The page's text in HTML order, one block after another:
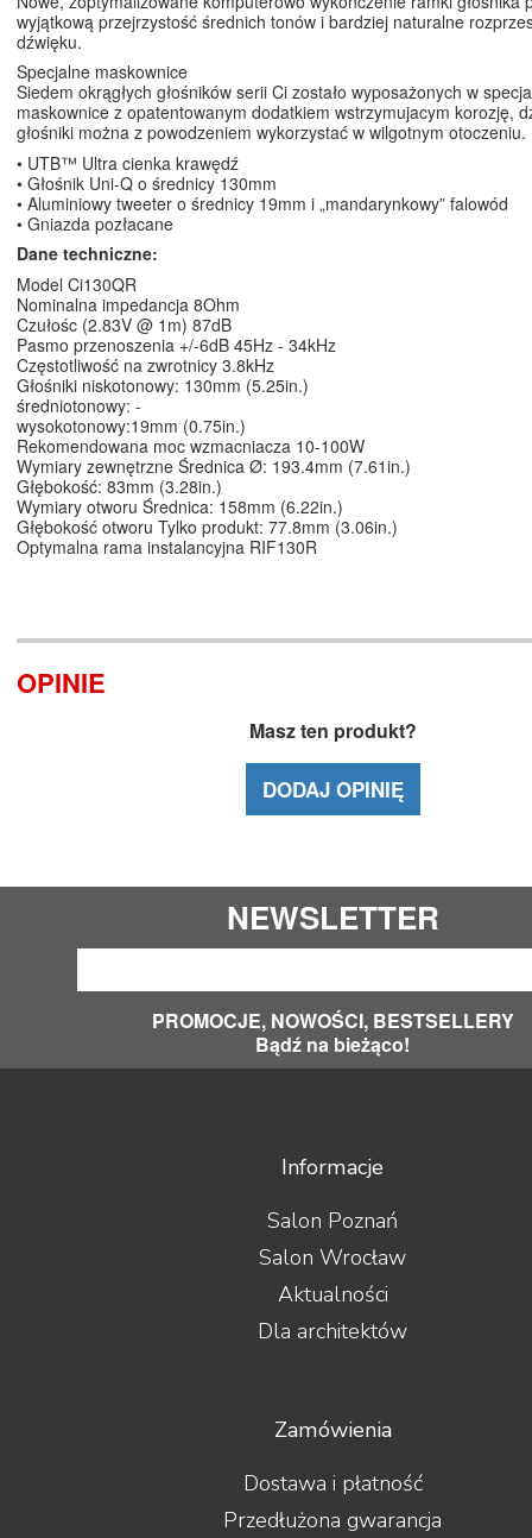
wyjątkową przejrzystość średnich tonów i bardziej naturalne
dźwięku.
Specjalne maskownice
Siedem okrągłych głośników serii Ci zostało wyposażonych w
maskownice z opatentowanym dodatkiem wstrzymujacym korozję,
głośniki można z powodzeniem wykorzystać w wilgotnym otoczeniu.
• UTB™ Ultra cienka krawędź
• Głośnik Uni-Q o średnicy 130mm
• Aluminiowy tweeter o średnicy 19mm i „mandarynkowy” falowód
• Gniazda pozłacane
Dane techniczne:
Model Ci130QR
Nominalna impedancja 8Ohm
Czułośc (2.83V @ 1m) 87dB
Pasmo przenoszenia +/-6dB 45Hz - 34kHz
Częstotliwość na zwrotnicy 3.8kHz
Głośniki niskotonowy: 130mm (5.25in.)
średniotonowy: -
wysokotonowy:19mm (0.75in.)
Rekomendowana moc wzmacniacza 10-100W
Wymiary zewnętrzne Średnica Ø: 193.4mm (7.61in.)
Głębokość: 83mm (3.28in.)
Wymiary otworu Średnica: 158mm (6.22in.)
Głębokość otworu Tylko produkt: 77.8mm (3.06in.)
Optymalna rama instalancyjna RIF130R
OPINIE
Masz ten produkt?
DODAJ OPINIĘ
NEWSLETTER
PROMOCJE, NOWOŚCI, BESTSELLERY
Bądź na bieżąco!
Informacje
Salon Poznań
Salon Wrocław
Aktualności
Dla architektów
Zamówienia
Dostawa i płatność
Przedłużona gwarancja